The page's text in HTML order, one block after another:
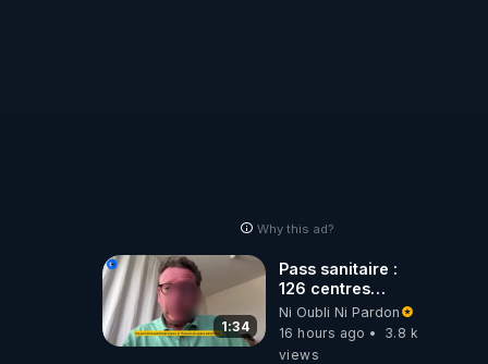
Why this ad?
1:34
Pass sanitaire :
126 centres
commerciaux
concernés par
l'obligation dans
Ni Oubli Ni Pardon
16 hours ago
3.8 k
views